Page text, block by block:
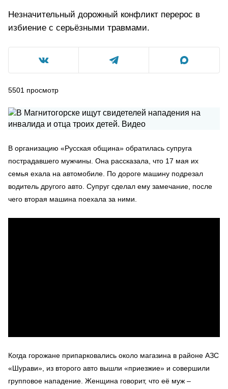
Незначительный дорожный конфликт перерос в
избиение с серьёзными травмами.
5501 просмотр
В организацию «Русская община» обратилась супруга
пострадавшего мужчины. Она рассказала, что 17 мая их
семья ехала на автомобиле. По дороге машину подрезал
водитель другого авто. Супруг сделал ему замечание, после
чего вторая машина поехала за ними.
Когда горожане припарковались около магазина в районе АЗС
«Шурави», из второго авто вышли «приезжие» и совершили
групповое нападение. Женщина говорит, что её муж –